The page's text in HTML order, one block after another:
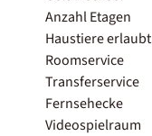
Anzahl Etagen
Haustiere erlaubt
Roomservice
Transferservice
Fernsehecke
Videospielraum